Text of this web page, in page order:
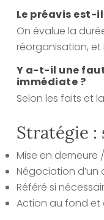
Le préavis est-
On évalue la
réorganisation,
Y a-t-il une
immédiate ?
Selon les faits et
Stratégie :
Mise en
Négociation d’un
Référé si
Action au fond et